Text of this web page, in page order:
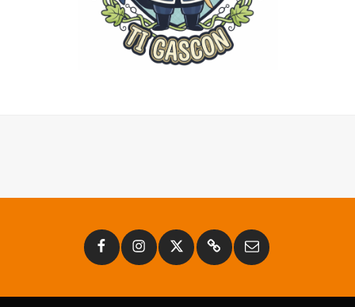
FacebookInstagramTwitterSubstack
Email